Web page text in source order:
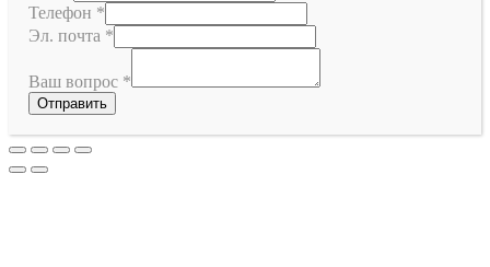
Телефон *
Эл. почта *
Ваш вопрос *
Отправить